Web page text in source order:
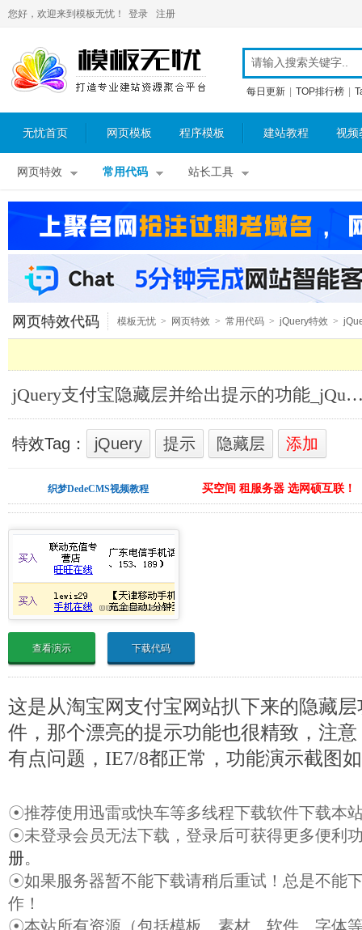
您好，欢迎来到模板无忧！ 登录 注册
每日更新 TOP排行榜
无忧首页 网页模板 程序模板 建站教程 视频
网页特效 常用代码 站长工具
网页特效代码 模板无忧 > 网页特效 > 常用代码 > jQuery特效 >
其他特效 > jQuery链接提示 >
jQuery支付宝隐藏层并给出提示的功
特效Tag： jQuery 提示 隐藏层 添加
织梦DedeCMS视频教程 买空间 租服务器 选网硕互联！
查看演示 下载代码
这是从淘宝网支付宝网站扒下来的隐藏
件，那个漂亮的提示功能也很精致，注
有点问题，IE7/8都正常，功能演示截图
☉推荐使用迅雷或快车等多线程下载软件下载本
☉未登录会员无法下载，登录后可获得更多便利
册。
☉如果服务器暂不能下载请稍后重试！总是不能
作！
☉本站所有资源（包括模板、素材、软件、字体